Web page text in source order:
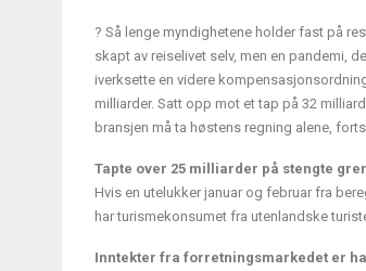
? Så lenge myndighetene holder fast på
skapt av reiselivet selv, men en pandemi,
iverksette en videre
milliarder. Satt opp mot et tap på 32
bransjen må ta høstens regning alene,
Tapte over 25 milliarder på stengte
Hvis en utelukker januar og februar fra
har turismekonsumet fra utenlandske
Inntekter fra forretningsmarkedet er